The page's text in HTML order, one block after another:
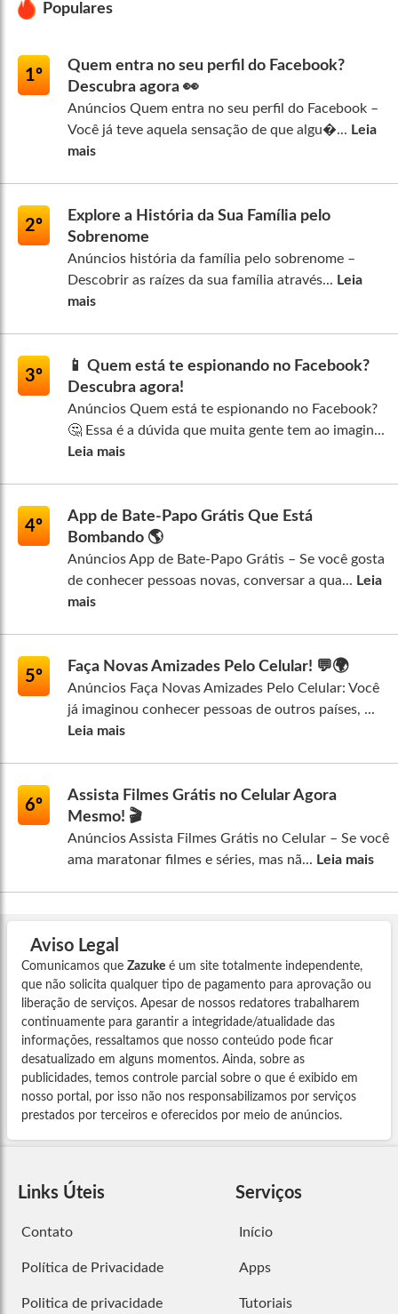
Populares
1º
Quem entra no seu perfil do Facebook?
Descubra agora 👀
Anúncios Quem entra no seu perfil do Facebook –
Você já teve aquela sensação de que algu�... Leia
mais
2º
Explore a História da Sua Família pelo
Sobrenome
Anúncios história da família pelo sobrenome –
Descobrir as raízes da sua família através... Leia
mais
3º
📱 Quem está te espionando no Facebook?
Descubra agora!
Anúncios Quem está te espionando no Facebook?
🤔 Essa é a dúvida que muita gente tem ao imagin...
Leia mais
4º
App de Bate-Papo Grátis Que Está
Bombando 🌎
Anúncios App de Bate-Papo Grátis – Se você gosta
de conhecer pessoas novas, conversar a qua... Leia
mais
5º
Faça Novas Amizades Pelo Celular! 💬🌍
Anúncios Faça Novas Amizades Pelo Celular: Você
já imaginou conhecer pessoas de outros países, ...
Leia mais
6º
Assista Filmes Grátis no Celular Agora
Mesmo! 🎬
Anúncios Assista Filmes Grátis no Celular – Se você
ama maratonar filmes e séries, mas nã... Leia mais
Aviso Legal
Comunicamos que Zazuke é um site totalmente independente,
que não solicita qualquer tipo de pagamento para aprovação ou
liberação de serviços. Apesar de nossos redatores trabalharem
continuamente para garantir a integridade/atualidade das
informações, ressaltamos que nosso conteúdo pode ficar
desatualizado em alguns momentos. Ainda, sobre as
publicidades, temos controle parcial sobre o que é exibido em
nosso portal, por isso não nos responsabilizamos por serviços
prestados por terceiros e oferecidos por meio de anúncios.
Links Úteis
Contato
Política de Privacidade
Politica de privacidade
Serviços
Início
Apps
Tutoriais